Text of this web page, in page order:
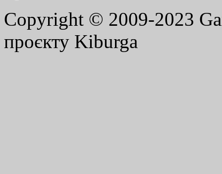
Copyright © 2009-2023
проєкту Kiburga